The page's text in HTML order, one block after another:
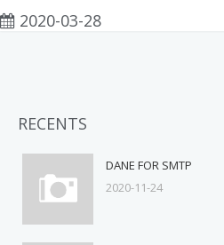
2020-03-28
RECENTS
DANE FOR SMTP
2020-11-24